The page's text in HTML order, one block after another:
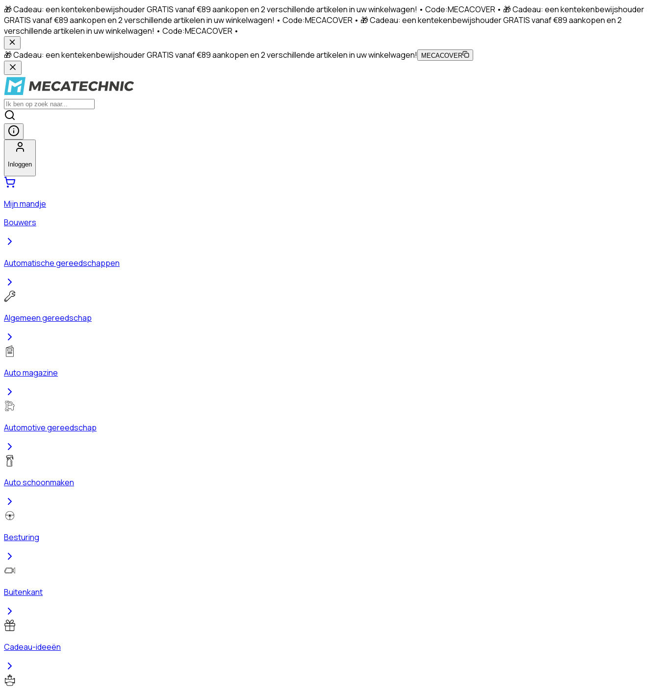
🎁 Cadeau: een kentekenbewijshouder GRATIS vanaf €89 aankopen en 2 verschillende artikelen in uw winkelwagen! • Code:MECACOVER • 🎁 Cadeau: een kentekenbewijshouder
GRATIS vanaf €89 aankopen en 2 verschillende artikelen in uw winkelwagen! • Code:MECACOVER • 🎁 Cadeau: een kentekenbewijshouder GRATIS vanaf €89 aankopen en 2
verschillende artikelen in uw winkelwagen! • Code:MECACOVER •
🎁 Cadeau: een kentekenbewijshouder GRATIS vanaf €89 aankopen en 2 verschillende artikelen in uw winkelwagen! MECACOVER
Inloggen
Mijn mandje
Bouwers
Automatische gereedschappen
Algemeen gereedschap
Auto magazine
Automotive gereedschap
Auto schoonmaken
Besturing
Buitenkant
Cadeau-ideeën